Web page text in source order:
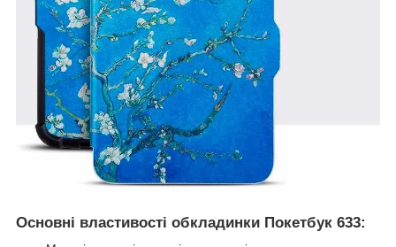
Основні властивості обкладинки Покетбук 633: